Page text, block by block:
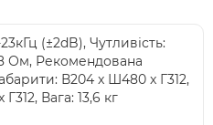
(±2dB), Чутливість:
Ом, Рекомендована
В204 x Ш480 x Г312,
Вага: 13,6 кг